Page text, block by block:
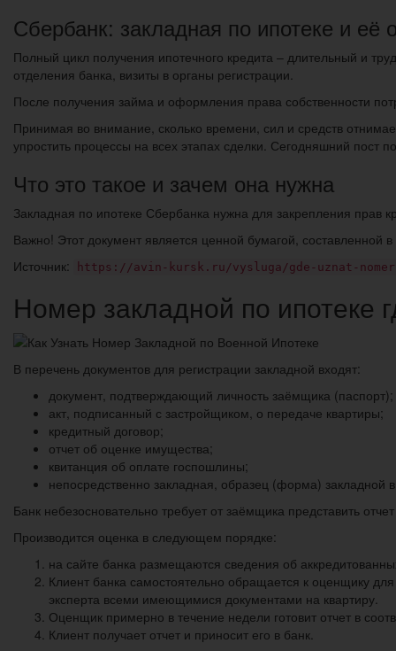
Сбербанк: закладная по ипотеке и её
Полный цикл получения ипотечного кредита – длительный и
отделения банка, визиты в органы регистрации.
После получения займа и оформления права собственности
Принимая во внимание, сколько времени, сил и средств
упростить процессы на всех этапах сделки. Сегодняшний пост
Что это такое и зачем она нужна
Закладная по ипотеке Сбербанка нужна для закрепления прав
Важно! Этот документ является ценной бумагой, составленной
Источник:
https://avin-kursk.ru/vysluga/gde-uznat-
Номер закладной по ипотеке
В перечень документов для регистрации закладной входят:
документ, подтверждающий личность заёмщика (паспорт);
акт, подписанный с застройщиком, о передаче квартиры;
кредитный договор;
отчет об оценке имущества;
квитанция об оплате госпошлины;
непосредственно закладная, образец (форма) закладной
Банк небезосновательно требует от заёмщика представить
Производится оценка в следующем порядке:
на сайте банка размещаются сведения об
Клиент банка самостоятельно обращается к оценщику
эксперта всеми имеющимися документами на квартиру.
Оценщик примерно в течение недели готовит отчет в
Клиент получает отчет и приносит его в банк.